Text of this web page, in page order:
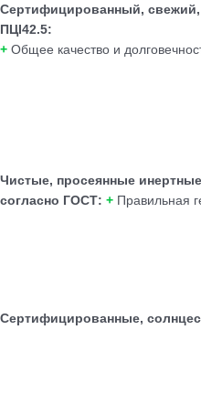
Сертифицированный,
ПЦI42.5:
+ Общее качество и
Чистые, просеянные
согласно ГОСТ: + Правильная
Сертифицированные,